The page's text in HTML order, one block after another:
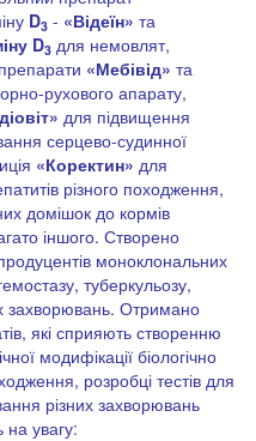
D3 - «Відеїн» та
D3 для немовлят,
«Мебівід» та
рухового апарату,
для підвищення
серцево-судинної
«Коректин» для
різного походження,
домішок до кормів
іншого. Створено
моноклональних
туберкульозу,
захворювань. Отримано
які сприяють створенню
модифікації біологічно
розробці тестів для
різних захворювань
увагу: